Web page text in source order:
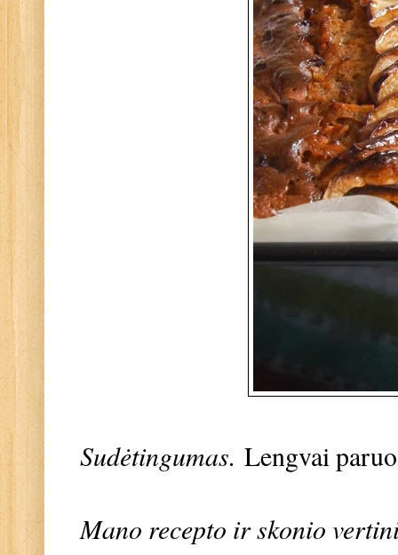
Sudėtingumas. Lengvai
Mano recepto ir skonio